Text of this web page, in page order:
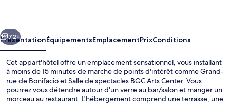
Suivant
72+
PrésentationÉquipementsEmplacementPrixConditions
Cet appart'hôtel offre un emplacement sensationnel, vous installant
à moins de 15 minutes de marche de points d'intérêt comme Grand-
rue de Bonifacio et Salle de spectacles BGC Arts Center. Vous
pourrez vous détendre autour d'un verre au bar/salon et manger un
morceau au restaurant. L'hébergement comprend une terrasse, une